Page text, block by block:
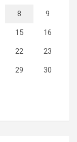
8 9
15 16
22 23
29 30